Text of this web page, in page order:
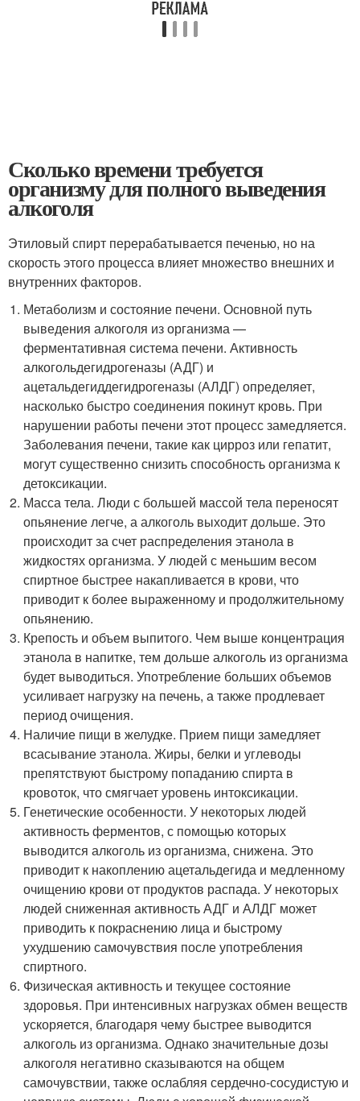
Сколько времени требуется
организму для полного выведения
алкоголя
Этиловый спирт перерабатывается печенью, но на
скорость этого процесса влияет множество внешних и
внутренних факторов.
Метаболизм и состояние печени. Основной путь
выведения алкоголя из организма —
ферментативная система печени. Активность
алкогольдегидрогеназы (АДГ) и
ацетальдегиддегидрогеназы (АЛДГ) определяет,
насколько быстро соединения покинут кровь. При
нарушении работы печени этот процесс замедляется.
Заболевания печени, такие как цирроз или гепатит,
могут существенно снизить способность организма к
детоксикации.
Масса тела. Люди с большей массой тела переносят
опьянение легче, а алкоголь выходит дольше. Это
происходит за счет распределения этанола в
жидкостях организма. У людей с меньшим весом
спиртное быстрее накапливается в крови, что
приводит к более выраженному и продолжительному
опьянению.
Крепость и объем выпитого. Чем выше концентрация
этанола в напитке, тем дольше алкоголь из организма
будет выводиться. Употребление больших объемов
усиливает нагрузку на печень, а также продлевает
период очищения.
Наличие пищи в желудке. Прием пищи замедляет
всасывание этанола. Жиры, белки и углеводы
препятствуют быстрому попаданию спирта в
кровоток, что смягчает уровень интоксикации.
Генетические особенности. У некоторых людей
активность ферментов, с помощью которых
выводится алкоголь из организма, снижена. Это
приводит к накоплению ацетальдегида и медленному
очищению крови от продуктов распада. У некоторых
людей сниженная активность АДГ и АЛДГ может
приводить к покраснению лица и быстрому
ухудшению самочувствия после употребления
спиртного.
Физическая активность и текущее состояние
здоровья. При интенсивных нагрузках обмен веществ
ускоряется, благодаря чему быстрее выводится
алкоголь из организма. Однако значительные дозы
алкоголя негативно сказываются на общем
самочувствии, также ослабляя сердечно-сосудистую и